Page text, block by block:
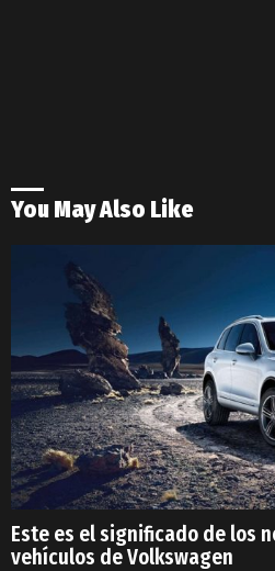
You May Also Like
Este es el significado de los
vehículos de Volkswagen